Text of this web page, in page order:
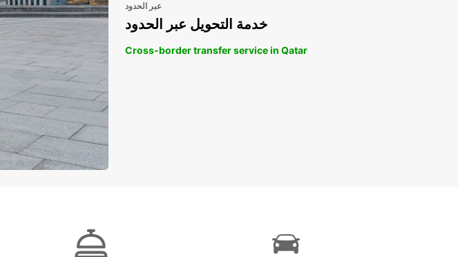
عبر الحدود
خدمة التحويل عبر الحدود
Cross-border transfer service in Qatar